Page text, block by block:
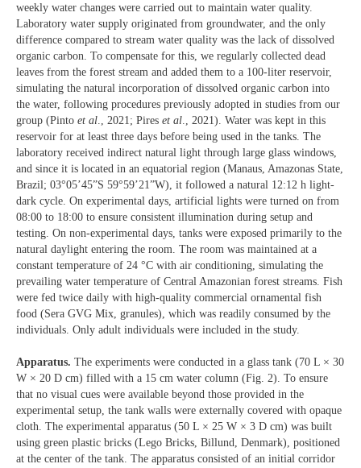
weekly water changes were carried out to maintain water quality.
Laboratory water supply originated from groundwater, and the only
difference compared to stream water quality was the lack of dissolved
organic carbon. To compensate for this, we regularly collected dead
leaves from the forest stream and added them to a 100-liter reservoir,
simulating the natural incorporation of dissolved organic carbon into
the water, following procedures previously adopted in studies from our
group (Pinto et al ., 2021; Pires et al ., 2021). Water was kept in this
reservoir for at least three days before being used in the tanks. The
laboratory received indirect natural light through large glass windows,
and since it is located in an equatorial region (Manaus, Amazonas State,
Brazil; 03°05’45”S 59°59’21”W), it followed a natural 12:12 h light-
dark cycle. On experimental days, artificial lights were turned on from
08:00 to 18:00 to ensure consistent illumination during setup and
testing. On non-experimental days, tanks were exposed primarily to the
natural daylight entering the room. The room was maintained at a
constant temperature of 24 °C with air conditioning, simulating the
prevailing water temperature of Central Amazonian forest streams. Fish
were fed twice daily with high-quality commercial ornamental fish
food (Sera GVG Mix, granules), which was readily consumed by the
individuals. Only adult individuals were included in the study.
Apparatus. The experiments were conducted in a glass tank (70 L × 30
W × 20 D cm) filled with a 15 cm water column (Fig. 2). To ensure
that no visual cues were available beyond those provided in the
experimental setup, the tank walls were externally covered with opaque
cloth. The experimental apparatus (50 L × 25 W × 3 D cm) was built
using green plastic bricks (Lego Bricks, Billund, Denmark), positioned
at the center of the tank. The apparatus consisted of an initial corridor